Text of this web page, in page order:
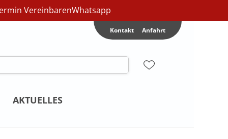
VereinbarenWhatsapp
Kontakt Anfahrt
AKTUELLES